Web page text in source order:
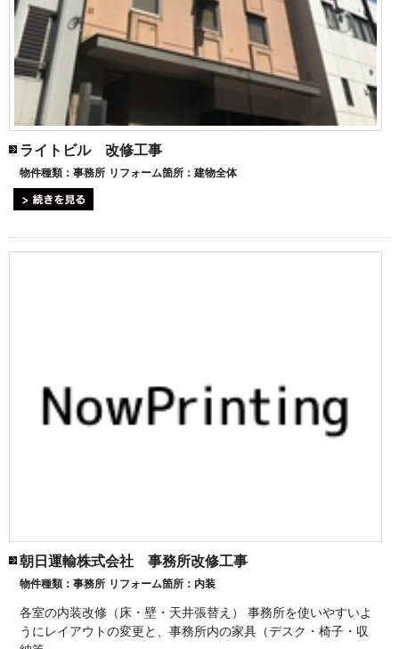
ライトビル 改修工事
物件種類： 事務所 リフォーム箇所： 建物全体
朝日運輸株式会社 事務所改修工事
物件種類： 事務所 リフォーム箇所： 内装
各室の内装改修（床・壁・天井張替え） 事務所を使いやすいよ
うにレイアウトの変更と、事務所内の家具（デスク・椅子・収